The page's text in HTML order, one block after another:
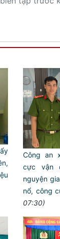
Công an
cực vận
nguyện
nổ, công
07:30)